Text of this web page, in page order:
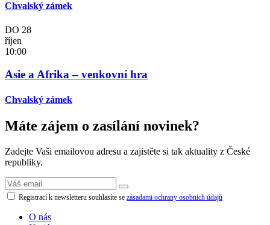
Chvalský zámek
DO 28
říjen
10:00
Asie a Afrika – venkovní hra
Chvalský zámek
Máte zájem o zasílání novinek?
Zadejte Vaši emailovou adresu a zajistěte si tak aktuality z České
republiky.
Registrací k newsletteru souhlasíte se zásadami ochrany osobních údajů
O nás